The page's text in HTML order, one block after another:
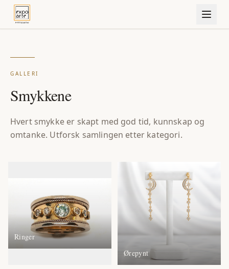
GALLERI
Smykkene
Hvert smykke er skapt med god tid, kunnskap og
omtanke. Utforsk samlingen etter kategori.
Ringer
Ørepynt